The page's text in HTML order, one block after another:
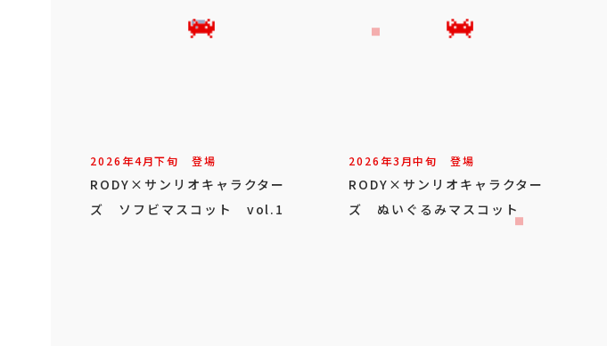
2026年4月下旬 登場
RODY×サンリオキャラクター
ズ ソフビマスコット vol.1
2026年3月中旬 登場
RODY×サンリオキャラクター
ズ ぬいぐるみマスコット